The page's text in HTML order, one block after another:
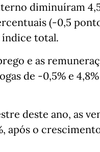
diminuíram
(-0,5
índice total.
e as
de -0,5% e
deste ano, as
após o